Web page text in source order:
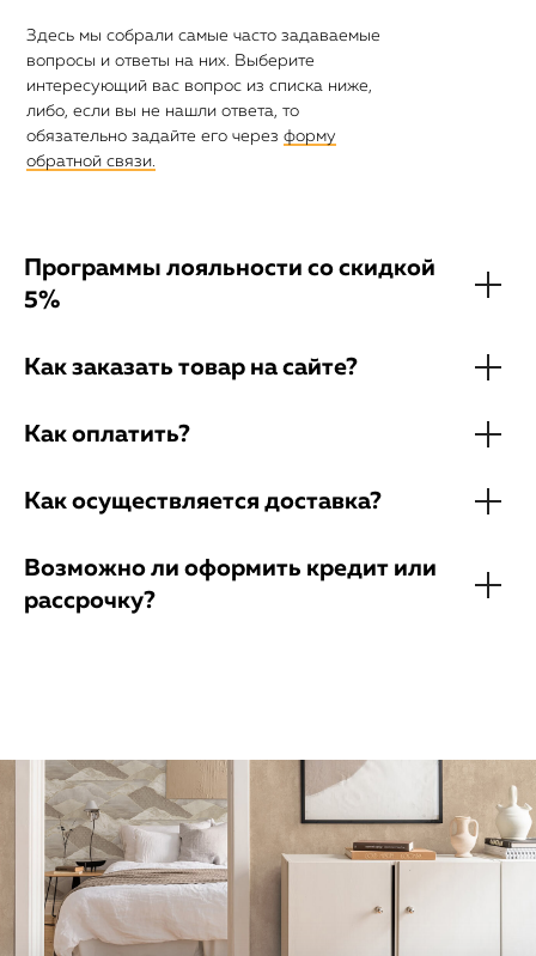
Здесь мы собрали самые часто задаваемые
вопросы и ответы на них. Выберите
интересующий вас вопрос из списка ниже,
либо, если вы не нашли ответа, то
обязательно задайте его черезформу
обратной связи.
Программы лояльности со скидкой
5%
Как заказать товар на сайте?
Как оплатить?
Как осуществляется доставка?
Возможно ли оформить кредит или
рассрочку?